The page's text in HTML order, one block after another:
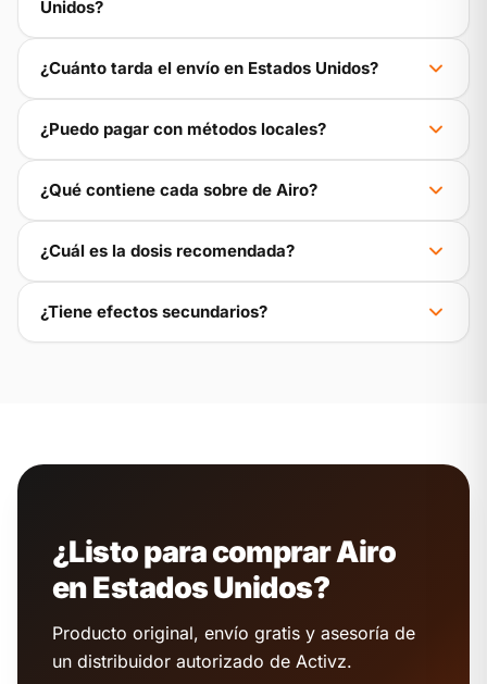
Unidos?
¿Cuánto tarda el envío en Estados Unidos?
¿Puedo pagar con métodos locales?
¿Qué contiene cada sobre de Airo?
¿Cuál es la dosis recomendada?
¿Tiene efectos secundarios?
¿Listo para comprar Airo
en Estados Unidos?
Producto original, envío gratis y asesoría de
un distribuidor autorizado de Activz.